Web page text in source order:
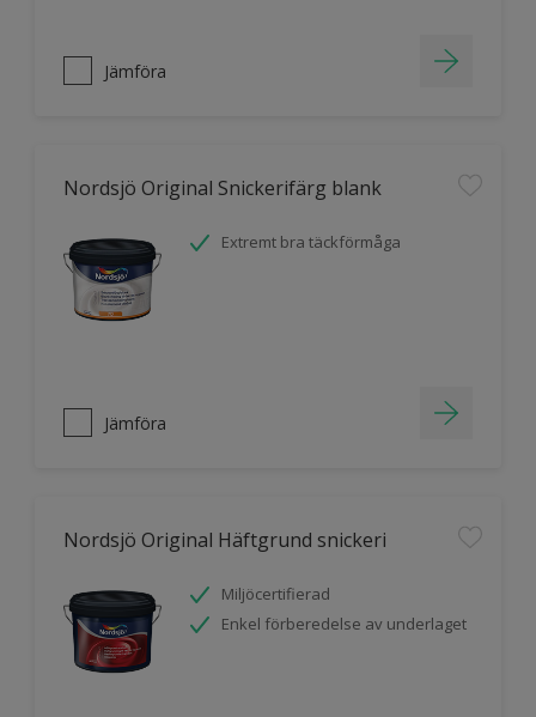
Jämföra
Nordsjö Original Snickerifärg blank
Extremt bra täckförmåga
Jämföra
Nordsjö Original Häftgrund snickeri
Miljöcertifierad
Enkel förberedelse av underlaget